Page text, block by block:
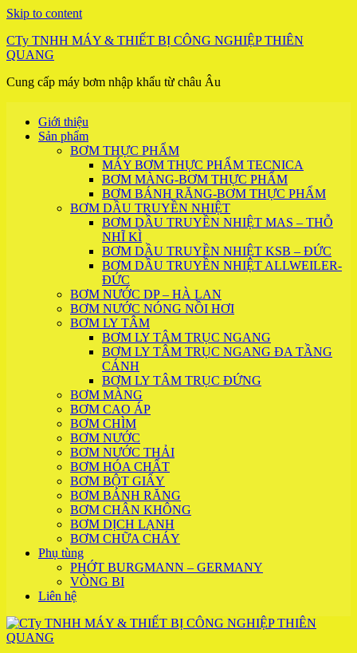
Skip to content
CTy TNHH MÁY & THIẾT BỊ CÔNG NGHIỆP THIÊN
QUANG
Cung cấp máy bơm nhập khẩu từ châu Âu
Giới thiệu
Sản phẩm
BƠM THỰC PHẨM
MÁY BƠM THỰC PHẨM TECNICA
BƠM MÀNG-BƠM THỰC PHẨM
BƠM BÁNH RĂNG-BƠM THỰC PHẨM
BƠM DẦU TRUYỀN NHIỆT
BƠM DẦU TRUYỀN NHIỆT MAS – THỖ
NHĨ KÌ
BƠM DẦU TRUYỀN NHIỆT KSB – ĐỨC
BƠM DẦU TRUYỀN NHIỆT ALLWEILER-
ĐỨC
BƠM NƯỚC DP – HÀ LAN
BƠM NƯỚC NÓNG NỒI HƠI
BƠM LY TÂM
BƠM LY TÂM TRỤC NGANG
BƠM LY TÂM TRỤC NGANG ĐA TẦNG
CÁNH
BƠM LY TÂM TRỤC ĐỨNG
BƠM MÀNG
BƠM CAO ÁP
BƠM CHÌM
BƠM NƯỚC
BƠM NƯỚC THẢI
BƠM HÓA CHẤT
BƠM BỘT GIẤY
BƠM BÁNH RĂNG
BƠM CHÂN KHÔNG
BƠM DỊCH LẠNH
BƠM CHỮA CHÁY
Phụ tùng
PHỚT BURGMANN – GERMANY
VÒNG BI
Liên hệ